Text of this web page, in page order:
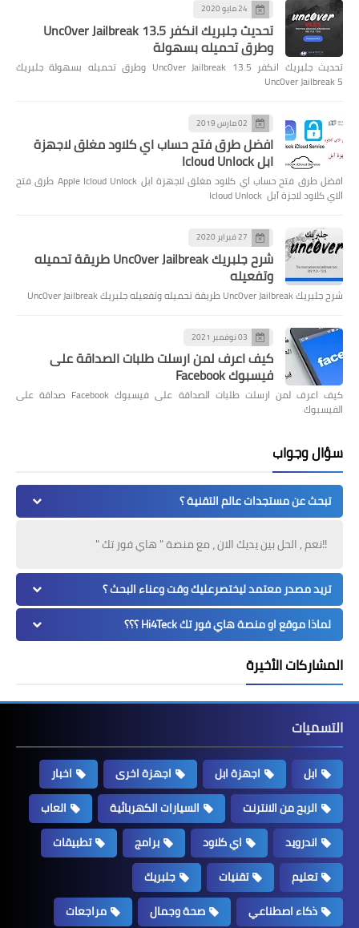
24 مايو 2020
تحديث جلبريك انكفر Unc0ver Jailbreak 13.5
وطرق تحميله بسهولة
تحديث جلبريك انكفر Unc0ver Jailbreak 13.5 وطرق تحميله بسهولة جلبريك
Unc0ver Jailbreak 5
02 مارس 2019
افضل طرق فتح حساب اي كلاود مغلق لاجهزة
ابل Icloud Unlock
افضل طرق فتح حساب اي كلاود مغلق لاجهزة ابل Apple Icloud Unlock طرق فتح
الاي كلاود لاجزة آبل Icloud Unlock
27 فبراير 2020
شرح جلبريك Unc0ver Jailbreak طريقة تحميله
وتفعيله
شرح جلبريك Unc0ver Jailbreak طريقة تحميله وتفعيله جلبريك Unc0ver Jailbreak
03 نوفمبر 2021
كيف اعرف لمن ارسلت طلبات الصداقة على
فيسبوك Facebook
كيف اعرف لمن ارسلت طلبات الصداقة على فيسبوك Facebook صداقة على
الفيسبوك
سؤال وجواب
تبحث عن مستجدات عالم التقنية ؟
!!نعم , الحل بين يديك الان ، مع منصة " هاي فور تك "
تريد مصدر معتمد ليختصرعليك وقت وعناء البحث ؟
لماذا موقع او منصة هاي فور تك Hi4Teck ؟؟؟
المشاركات الأخيرة
التسميات
ابل اجهزة ابل اجهزة اخرى
اخبار
الربح من الانترنت
السيارات الكهربائية
العاب
اندرويد
اي كلاود برامج
تطبيقات
تعليم
تقنيات
جلبريك
ذكاء اصطناعي
صحة وجمال
مراجعات